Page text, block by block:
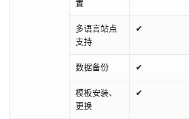
置
多语言站点
支持
✔
数据备份 ✔
模板安装、
更换
✔